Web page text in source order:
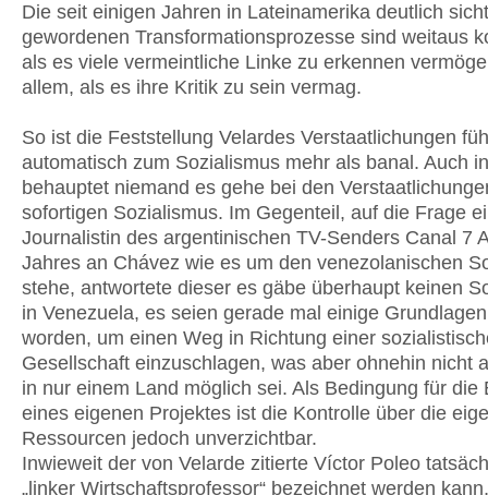
Die seit einigen Jahren in Lateinamerika deutlich
gewordenen Transformationsprozesse sind weitaus
als es viele vermeintliche Linke zu erkennen
allem, als es ihre Kritik zu sein vermag.
So ist die Feststellung Velardes Verstaatlichungen
automatisch zum Sozialismus mehr als banal. Auch
behauptet niemand es gehe bei den
sofortigen Sozialismus. Im Gegenteil, auf die Frage
Journalistin des argentinischen TV-Senders Canal 7
Jahres an Chávez wie es um den venezolanischen
stehe, antwortete dieser es gäbe überhaupt keinen
in Venezuela, es seien gerade mal einige
worden, um einen Weg in Richtung einer
Gesellschaft einzuschlagen, was aber ohnehin nicht
in nur einem Land möglich sei. Als Bedingung für die
eines eigenen Projektes ist die Kontrolle über die
Ressourcen jedoch unverzichtbar.
Inwieweit der von Velarde zitierte Víctor Poleo
„linker Wirtschaftsprofessor“ bezeichnet werden